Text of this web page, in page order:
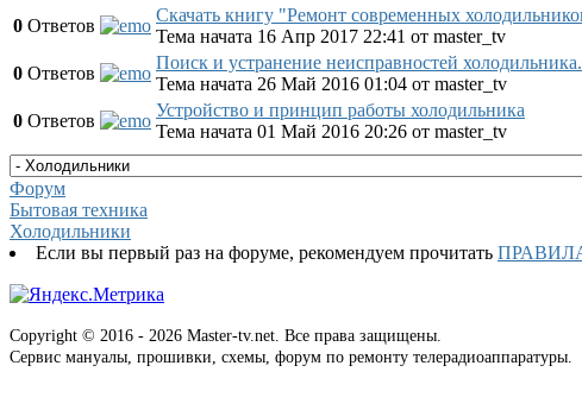
0 Ответов
Скачать книгу "Ремонт современных
Тема начата 16 Апр 2017 22:41 от master_tv
0 Ответов
Поиск и устранение неисправностей холодильника.
Тема начата 26 Май 2016 01:04 от master_tv
0 Ответов
Устройство и принцип работы холодильника
Тема начата 01 Май 2016 20:26 от master_tv
Форум
Бытовая техника
Холодильники
Если вы первый раз на форуме, рекомендуем прочитать
Copyright © 2016 - 2026 Master-tv.net. Все права защищены.
Сервис мануалы, прошивки, схемы, форум по ремонту телерадиоаппаратуры.